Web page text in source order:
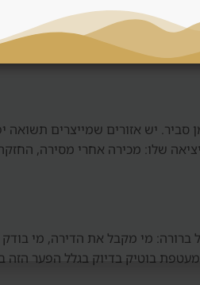
חשבון נאמנות, חוזה, תוכנית
בדיקה כזאת, גם אזור טוב יכול
סביר. יש אזורים שמייצרים
שלו: מכירה אחרי מסירה,
ברורה: מי מקבל את הדירה, מי
בוטיק בדיוק בגלל הפער הזה